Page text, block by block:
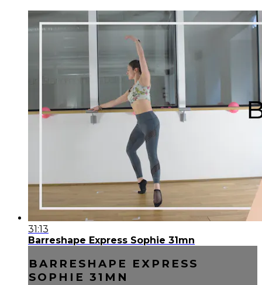
31:13
Barreshape Express Sophie 31mn
BARRESHAPE EXPRESS
SOPHIE 31MN